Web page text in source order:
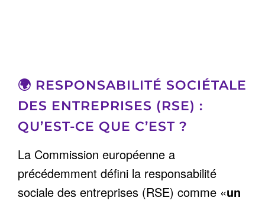
🌍 RESPONSABILITÉ SOCIÉTALE
DES ENTREPRISES (RSE) :
QU’EST-CE QUE C’EST ?
La Commission européenne a
précédemment défini la responsabilité
sociale des entreprises (RSE) comme «un